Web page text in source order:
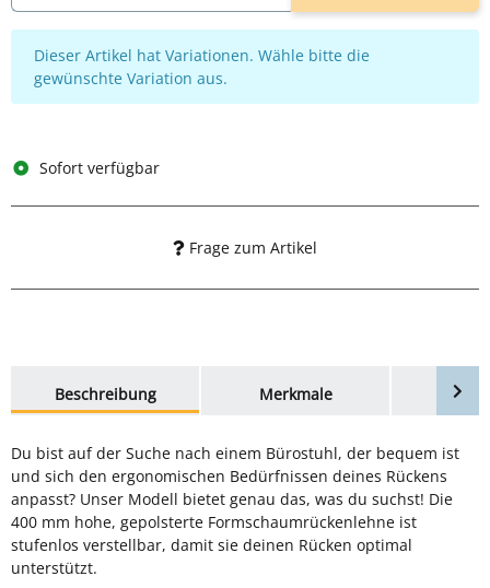
x
Dieser Artikel hat Variationen. Wähle bitte die
gewünschte Variation aus.
Sofort verfügbar
Frage zum Artikel
Beschreibung
Merkmale
Du bist auf der Suche nach einem Bürostuhl, der bequem ist
und sich den ergonomischen Bedürfnissen deines Rückens
anpasst? Unser Modell bietet genau das, was du suchst! Die
400 mm hohe, gepolsterte Formschaumrückenlehne ist
stufenlos verstellbar, damit sie deinen Rücken optimal
unterstützt.